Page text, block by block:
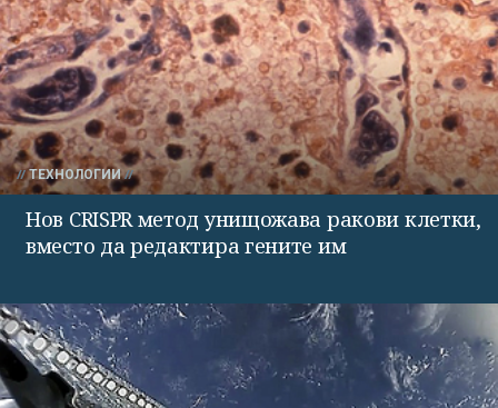
ТЕХНОЛОГИИ
Нов CRISPR метод унищожава ракови клетки,
вместо да редактира гените им